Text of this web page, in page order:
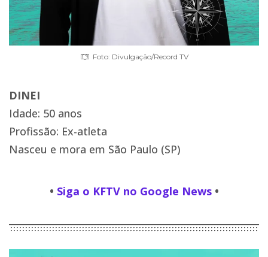
Foto: Divulgação/Record TV
DINEI
Idade: 50 anos
Profissão: Ex-atleta
Nasceu e mora em São Paulo (SP)
• Siga o KFTV no Google News•